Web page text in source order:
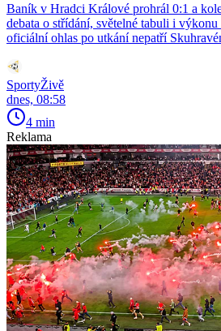
Baník v Hradci Králové prohrál 0:1 a
debata o střídání, světelné tabuli i
oficiální ohlas po utkání nepatří
SportyŽivě
dnes, 08:58
4 min
Reklama